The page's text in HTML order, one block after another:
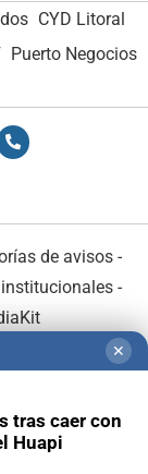
CYD Litoral
Puerto Negocios
de avisos -
-
✕
tras caer con
Huapi